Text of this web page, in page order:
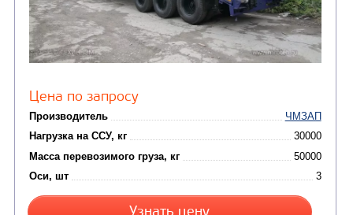
Цена по запросу
Производитель
Нагрузка на ССУ, кг
Масса перевозимого груза, кг